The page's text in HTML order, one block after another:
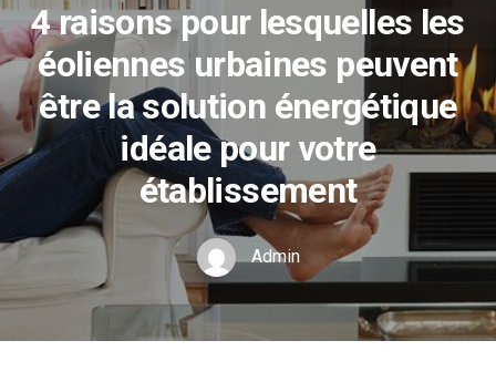
4 raisons pour lesquelles les
éoliennes urbaines peuvent
être la solution énergétique
idéale pour votre
établissement
Admin